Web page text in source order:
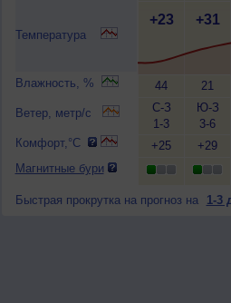
Температура
Влажность, %
Ветер, метр/с
Комфорт,°C
Магнитные бури
+23
44
С-З
1-3
+25
+31
21
Ю-З
3-6
+29
Быстрая прокрутка на прогноз на 1-3